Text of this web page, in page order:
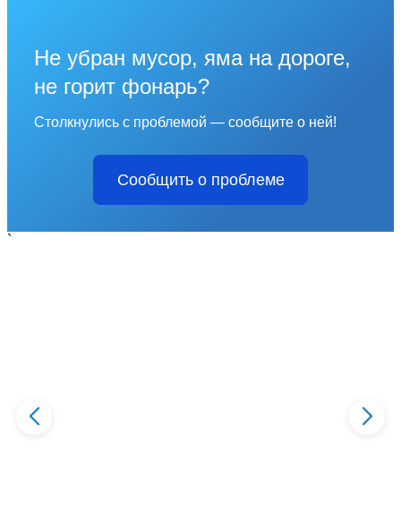
Не убран мусор, яма на дороге,
не горит фонарь?
Столкнулись с проблемой — сообщите о ней!
Сообщить о проблеме
`